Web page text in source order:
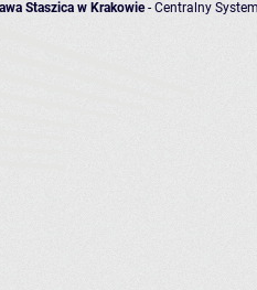
Staszica w Krakowie- Centralny